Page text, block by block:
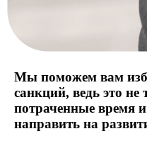
Мы поможем вам
санкций, ведь это не
потраченные время
направить на